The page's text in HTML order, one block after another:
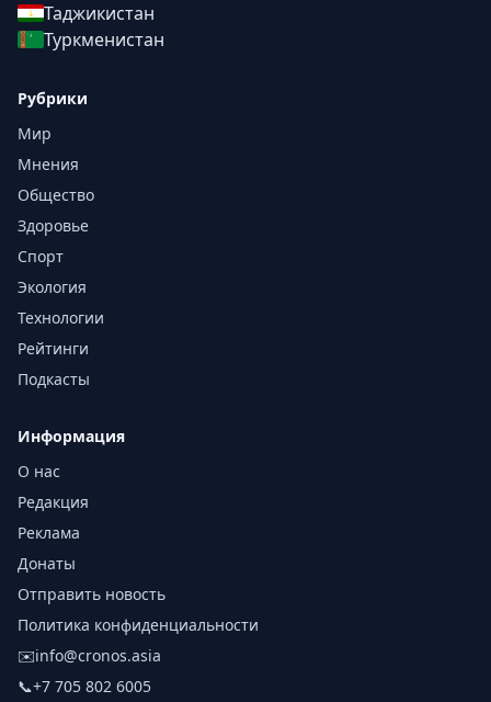
Таджикистан
Туркменистан
Рубрики
Мир
Мнения
Общество
Здоровье
Спорт
Экология
Технологии
Рейтинги
Подкасты
Информация
О нас
Редакция
Реклама
Донаты
Отправить новость
Политика конфиденциальности
✉️info@cronos.asia
📞+7 705 802 6005